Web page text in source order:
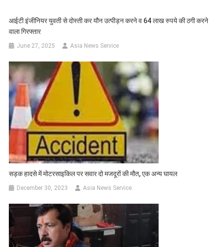
आईटी इंजीनियर युवती से दोस्ती कर यौन उत्पीड़न करने व 64 लाख रुपये की ठगी करने
वाला गिरफ्तार
June 27, 2025 Asia News Service
सड़क हादसे में मोटरसाइकिल पर सवार दो मजदूरों की मौत, एक अन्य घायल
December 30, 2023 Asia News Service